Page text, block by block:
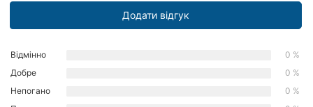
Дніпро
Додати відгук
Відмінно
0 %
Добре
0 %
Непогано
0 %